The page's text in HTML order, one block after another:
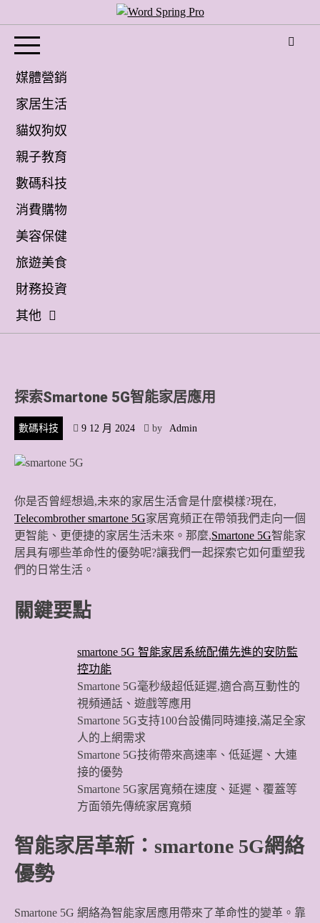
to
content
Word Spring Pro
媒體營銷
家居生活
貓奴狗奴
親子教育
數碼科技
消費購物
美容保健
旅遊美食
財務投資
其他
探索Smartone 5G智能家居應用
數碼科技 9 12 月 2024 by Admin
你是否曾經想過,未來的家居生活會是什麼模樣?現在,
Telecombrother smartone 5G家居寬頻正在帶領我們走向一個
更智能、更便捷的家居生活未來。那麼,Smartone 5G智能家
居具有哪些革命性的優勢呢?讓我們一起探索它如何重塑我
們的日常生活。
關鍵要點
smartone 5G 智能家居系統配備先進的安防監
控功能
Smartone 5G毫秒級超低延遲,適合高互動性的
視頻通話、遊戲等應用
Smartone 5G支持100台設備同時連接,滿足全家
人的上網需求
Smartone 5G技術帶來高速率、低延遲、大連
接的優勢
Smartone 5G家居寬頻在速度、延遲、覆蓋等
方面領先傳統家居寬頻
智能家居革新：smartone 5G網絡
優勢
Smartone 5G 網絡為智能家居應用帶來了革命性的變革。靠